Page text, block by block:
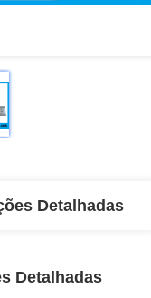
Detalhadas
Detalhadas